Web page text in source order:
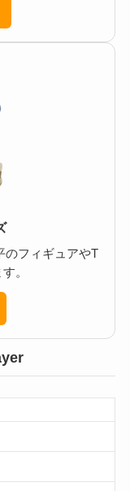
のフィギュアやT
。